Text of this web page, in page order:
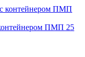
ПМП 25